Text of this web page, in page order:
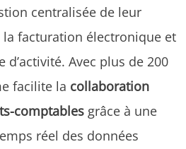
centralisée de leur
facturation électronique et
Avec plus de 200
facilite la collaboration
comptables grâce à une
réel des données